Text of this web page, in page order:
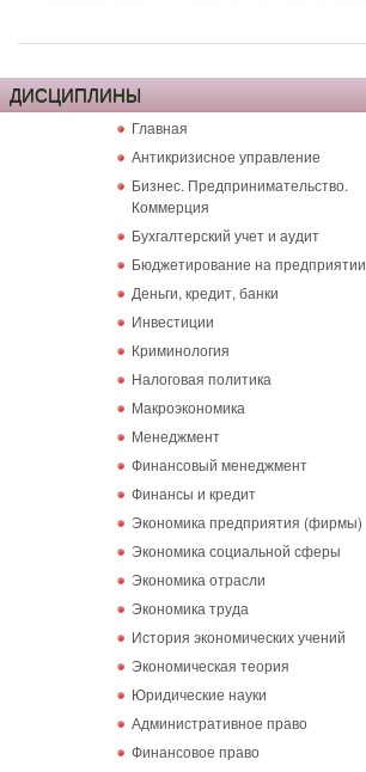
ДИСЦИПЛИНЫ
Главная
Антикризисное управление
Бизнес. Предпринимательство.
Коммерция
Бухгалтерский учет и аудит
Бюджетирование на предприятии
Деньги, кредит, банки
Инвестиции
Криминология
Налоговая политика
Макроэкономика
Менеджмент
Финансовый менеджмент
Финансы и кредит
Экономика предприятия (фирмы)
Экономика социальной сферы
Экономика отрасли
Экономика труда
История экономических учений
Экономическая теория
Юридические науки
Административное право
Финансовое право